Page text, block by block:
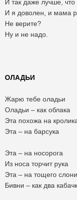
И так даже лучше, что
И я доволен, и мама
Не верите?
Ну и не надо.
ОЛАДЬИ
Жарю тебе оладьи
Оладьи – как облака
Эта похожа на
Эта – на барсука
Эта – на носорога
Из носа торчит рука
Эта – на тощего
Бивни – как два